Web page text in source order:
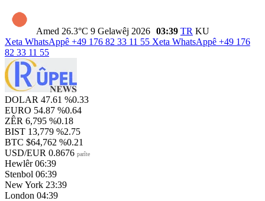
Amed 26.3°C 9 Gelawêj 2026 03:39 TR KU
Xeta WhatsAppê +49 176 82 33 11 55 Xeta WhatsAppê +49 176
82 33 11 55
DOLAR 47.61 %0.33
EURO 54.87 %0.64
ZÊR 6,795 %0.18
BIST 13,779 %2.75
BTC $64,762 %0.21
USD/EUR 0.8676 parîte
Hewlêr 06:39
Stenbol 06:39
New York 23:39
London 04:39